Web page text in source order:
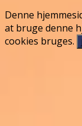
Denne
at bruge denne
cookies bruges.